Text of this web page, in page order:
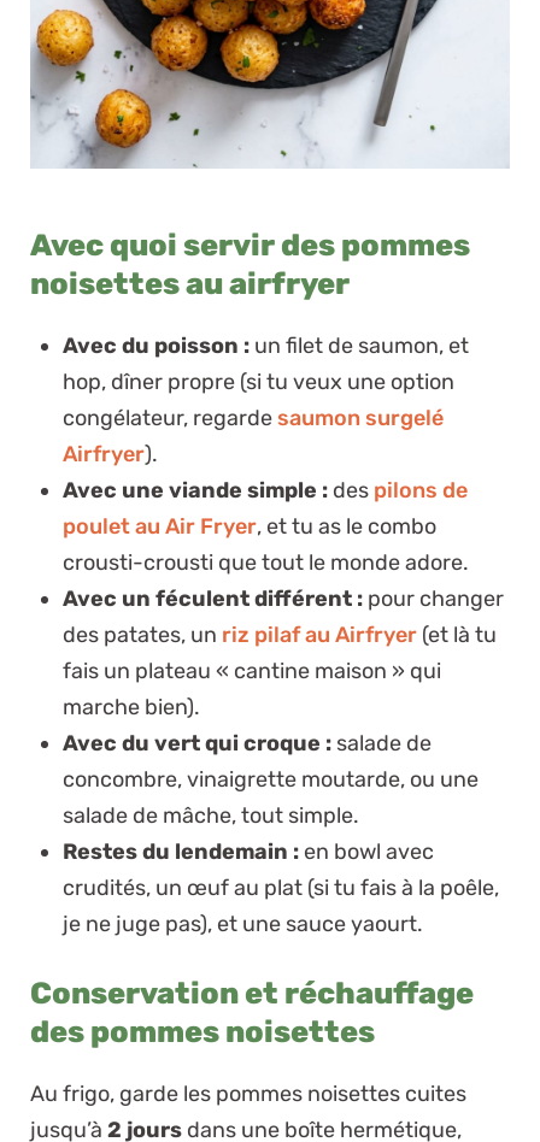
Avec quoi servir des pommes
noisettes au airfryer
Avec du poisson : un filet de saumon, et
hop, dîner propre (si tu veux une option
congélateur, regardesaumon surgelé
Airfryer).
Avec une viande simple : des pilons de
poulet au Air Fryer, et tu as le combo
crousti-crousti que tout le monde adore.
Avec un féculent différent : pour changer
des patates, un riz pilaf au Airfryer (et là tu
fais un plateau « cantine maison » qui
marche bien).
Avec du vert qui croque : salade de
concombre, vinaigrette moutarde, ou une
salade de mâche, tout simple.
Restes du lendemain : en bowl avec
crudités, un œuf au plat (si tu fais à la poêle,
je ne juge pas), et une sauce yaourt.
Conservation et réchauffage
des pommes noisettes
Au frigo, garde les pommes noisettes cuites
jusqu’à 2 jours dans une boîte hermétique,